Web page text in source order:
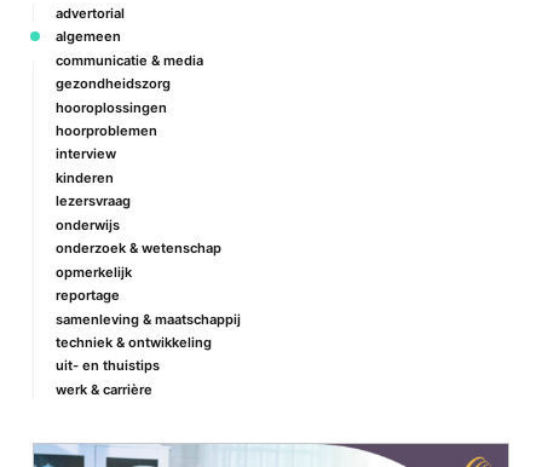
advertorial
algemeen
communicatie & media
gezondheidszorg
hooroplossingen
hoorproblemen
interview
kinderen
lezersvraag
onderwijs
onderzoek & wetenschap
opmerkelijk
reportage
samenleving & maatschappij
techniek & ontwikkeling
uit- en thuistips
werk & carrière